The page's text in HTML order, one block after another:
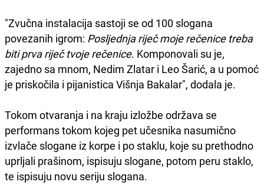
"Zvučna instalacija sastoji se od 100 slogana
povezanih igrom: Posljednja riječ moje rečenice treba
biti prva riječ tvoje rečenice. Komponovali su je,
zajedno sa mnom, Nedim Zlatar i Leo Šarić, a u pomoć
je priskočila i pijanistica Višnja Bakalar", dodala je.
Tokom otvaranja i na kraju izložbe održava se
performans tokom kojeg pet učesnika nasumično
izvlače slogane iz korpe i po staklu, koje su prethodno
uprljali prašinom, ispisuju slogane, potom peru staklo,
te ispisuju novu seriju slogana.